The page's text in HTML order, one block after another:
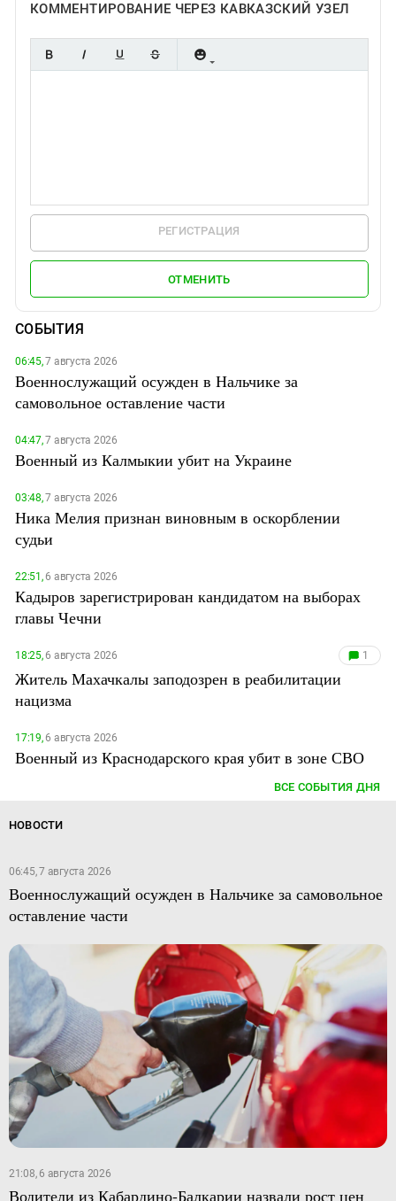
КОММЕНТИРОВАНИЕ ЧЕРЕЗ КАВКАЗСКИЙ УЗЕЛ
РЕГИСТРАЦИЯ
ОТМЕНИТЬ
СОБЫТИЯ
06:45,7 августа 2026
Военнослужащий осужден в Нальчике за
самовольное оставление части
04:47,7 августа 2026
Военный из Калмыкии убит на Украине
03:48,7 августа 2026
Ника Мелия признан виновным в оскорблении
судьи
22:51,6 августа 2026
Кадыров зарегистрирован кандидатом на выборах
главы Чечни
18:25,6 августа 2026 1
Житель Махачкалы заподозрен в реабилитации
нацизма
17:19,6 августа 2026
Военный из Краснодарского края убит в зоне СВО
ВСЕ СОБЫТИЯ ДНЯ
НОВОСТИ
06:45, 7 августа 2026
Военнослужащий осужден в Нальчике за самовольное
оставление части
21:08, 6 августа 2026
Водители из Кабардино-Балкарии назвали рост цен